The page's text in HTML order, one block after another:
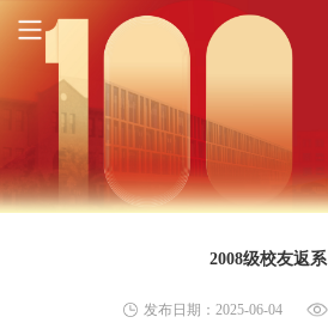
2008级校友返系
发布日期：2025-06-04